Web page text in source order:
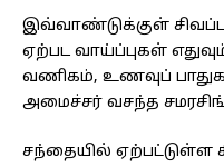
இவ்வாண்டுக்குள் சிவப்பு
ஏற்பட வாய்ப்புகள்
வணிகம், உணவுப்
அமைச்சர் வசந்த
சந்தையில் ஏற்பட்டுள்ள